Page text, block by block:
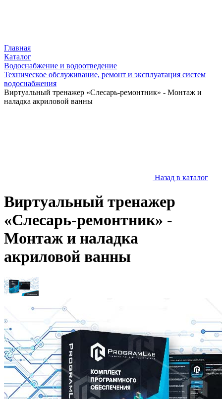
Главная
Каталог
Водоснабжение и водоотведение
Техническое обслуживание, ремонт и эксплуатация систем
водоснабжения
Виртуальный тренажер «Слесарь-ремонтник» - Монтаж и
наладка акриловой ванны
Назад в каталог
Виртуальный тренажер
«Слесарь-ремонтник» -
Монтаж и наладка
акриловой ванны